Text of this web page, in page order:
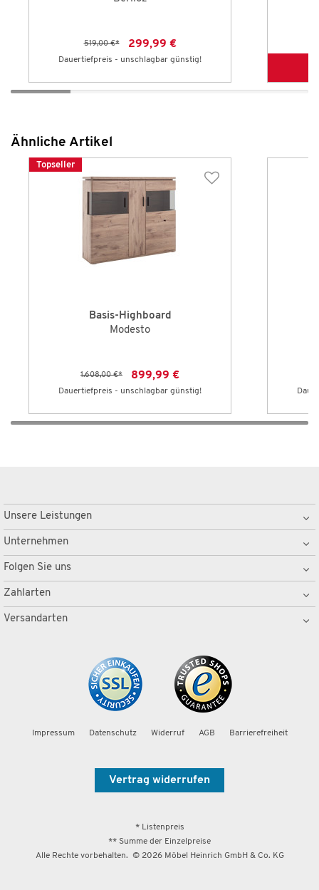
519,00 €* 299,99 €
Dauertiefpreis - unschlagbar günstig!
Ähnliche Artikel
Topseller
Basis-Highboard
Modesto
1.608,00 €* 899,99 €
Dauertiefpreis - unschlagbar günstig!
Unsere Leistungen
Unternehmen
Folgen Sie uns
Zahlarten
Versandarten
Impressum Datenschutz Widerruf AGB Barrierefreiheit
Vertrag widerrufen
* Listenpreis
** Summe der Einzelpreise
Alle Rechte vorbehalten. © 2026Möbel Heinrich GmbH & Co. KG